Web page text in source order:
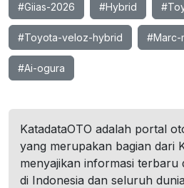
#Giias-2026 #Hybrid
#Toyota-veloz-hybrid #Marc-
#Ai-ogura
KatadataOTO adalah portal
yang merupakan bagian dari
menyajikan informasi terbaru
di Indonesia dan seluruh